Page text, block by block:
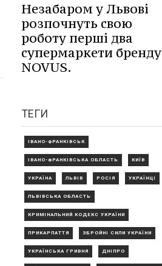
Незабаром у Львові
розпочнуть свою
роботу перші два
супермаркети бренду
NOVUS.
ТЕГИ
ІВАНО-ФРАНКІВСЬК
ІВАНО-ФРАНКІВСЬКА ОБЛАСТЬ КИЇВ
УКРАЇНА ЛЬВІВ РОСІЯ УКРАЇНЦІ
ЛЬВІВСЬКА ОБЛАСТЬ
КРИМІНАЛЬНИЙ КОДЕКС УКРАЇНИ
ПРИКАРПАТТЯ ЗБРОЙНІ СИЛИ УКРАЇНИ
УКРАЇНСЬКА ГРИВНЯ ДНІПРО